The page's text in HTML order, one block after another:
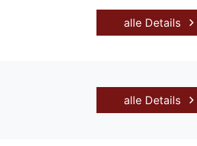
alle Details
alle Details